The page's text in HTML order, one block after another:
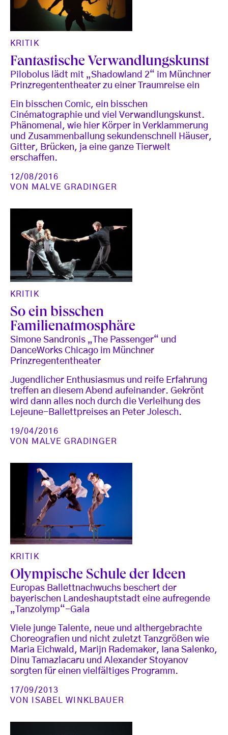
KRITIK
Fantastische Verwandlungskunst
Pilobolus lädt mit „Shadowland 2“ im Münchner
Prinzregententheater zu einer Traumreise ein
Ein bisschen Comic, ein bisschen
Cinématographie und viel Verwandlungskunst.
Phänomenal, wie hier Körper in Verklammerung
und Zusammenballung sekundenschnell Häuser,
Gitter, Brücken, ja eine ganze Tierwelt
erschaffen.
12/08/2016
VON MALVE GRADINGER
KRITIK
So ein bisschen
Familienatmosphäre
Simone Sandronis „The Passenger“ und
DanceWorks Chicago im Münchner
Prinzregententheater
Jugendlicher Enthusiasmus und reife Erfahrung
treffen an diesem Abend aufeinander. Gekrönt
wird dann alles noch durch die Verleihung des
Lejeune-Ballettpreises an Peter Jolesch.
19/04/2016
VON MALVE GRADINGER
KRITIK
Olympische Schule der Ideen
Europas Ballettnachwuchs beschert der
bayerischen Landeshauptstadt eine aufregende
„Tanzolymp“-Gala
Viele junge Talente, neue und althergebrachte
Choreografien und nicht zuletzt Tanzgrößen wie
Maria Eichwald, Marijn Rademaker, Iana Salenko,
Dinu Tamazlacaru und Alexander Stoyanov
sorgten für einen vielfältiges Programm.
17/09/2013
VON
ISABEL WINKLBAUER